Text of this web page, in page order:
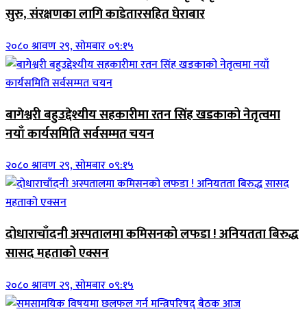
सुरु, संरक्षणका लागि काडेतारसहित घेराबार
२०८० श्रावण २९, सोमबार ०९:१५
बागेश्वरी बहुउद्देश्यीय सहकारीमा रतन सिंह खडकाको नेतृत्वमा
नयाँ कार्यसमिति सर्वसम्मत चयन
२०८० श्रावण २९, सोमबार ०९:१५
दोधाराचाँदनी अस्पतालमा कमिसनको लफडा ! अनियतता बिरुद्ध
सासद महताको एक्सन
२०८० श्रावण २९, सोमबार ०९:१५